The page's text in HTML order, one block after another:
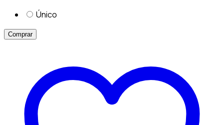
Único
Comprar